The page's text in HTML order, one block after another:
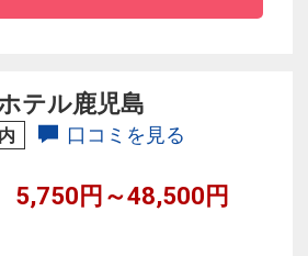
テル鹿児島
口コミを見る
5,750円～48,500円